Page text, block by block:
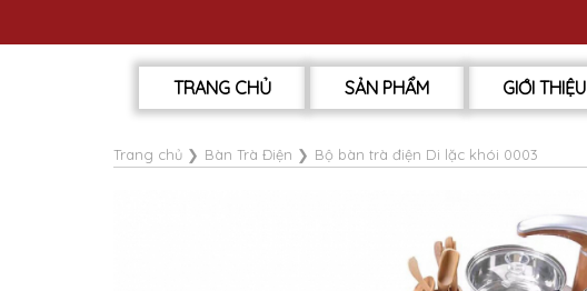
TRANG CHỦ SẢN PHẨM GIỚI THIỆU
Trang chủ ❯ Bàn Trà Điện ❯ Bộ bàn trà điện Di lặc khói 0003